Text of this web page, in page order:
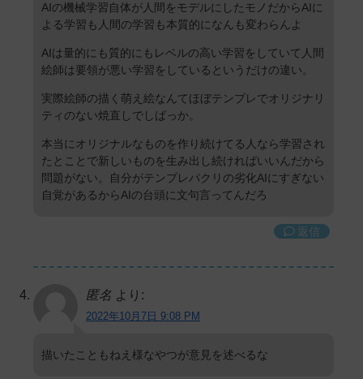
AIの機械学習自体が人間をモデルにしたモノだからAIに
よる学習も人間の学習も本質的になんも変わらんよ
AIは量的にも質的にもレベルの高い学習をしていて人間
絵師は要領が悪い学習をしているというだけの違い。
実際絵師の描く萌え絵なんてほぼテンプレでオリジナリ
ティのない焼直しでしばっか。
本当にオリジナルなものを作り続けてる人なら学習され
たとことで新しいものを生み出し続ければいいんだから
問題がない。自分がテンプレパクリの劣化AIにすぎない
自覚があるからAIの台頭に文句言ってんだろ
返信
匿名 より:
2022年10月7日 9:08 PM
描いたこともねえ様なやつが意見を述べるな